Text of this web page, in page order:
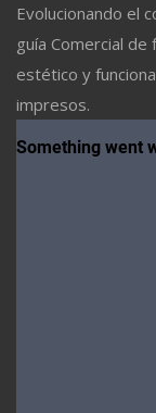
Evolucionando el
guía Comercial
estético y
impresos.